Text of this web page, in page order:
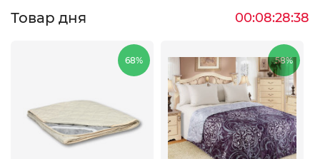
Товар дня 00:08:28:37
68% 58%